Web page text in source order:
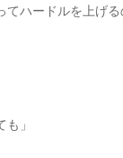
てハードルを上げる
」